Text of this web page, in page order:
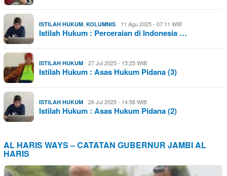
ISTILAH HUKUM KOLUMNIS 11 Agu 2025 - 07:11 WIB
Istilah Hukum : Perceraian di Indonesia …
ISTILAH HUKUM 27 Jul 2025 - 15:25 WIB
Istilah Hukum : Asas Hukum Pidana (3)
ISTILAH HUKUM 26 Jul 2025 - 14:58 WIB
Istilah Hukum : Asas Hukum Pidana (2)
AL HARIS WAYS – CATATAN GUBERNUR JAMBI AL
HARIS